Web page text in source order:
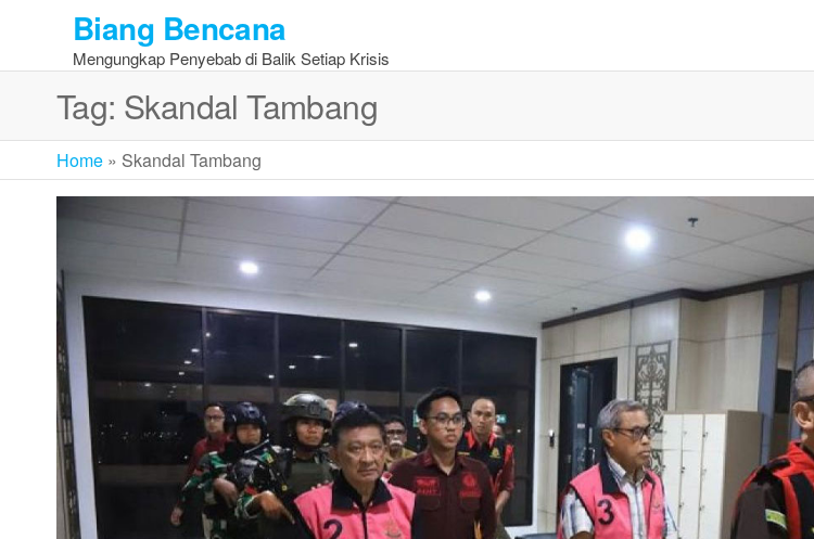
the
Biang Bencana
Mengungkap Penyebab di Balik Setiap Krisis
Tag: Skandal Tambang
Home » Skandal Tambang